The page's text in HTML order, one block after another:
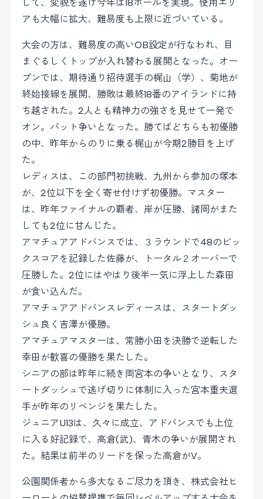
して、変貌を遂げ今年は18ホールを実現。使用エリ
アも大幅に拡大、難易度も上限に近づいている。
大会の方は、難易度の高いOB設定が行なわれ、目
まぐるしくトップが入れ替わる展開となった。オー
プンでは、期待通り招待選手の梶山（学）、菊地が
終始接線を展開、勝敗は最終18番のアイランドに持
ち越された。2人とも精神力の強さを見せて一発で
オン。パット争いとなった。勝てばどちらも初優勝
の中、昨年からのりに乗る梶山が今期2勝目を上げ
た。
レディスは、この部門初挑戦、九州から参加の塚本
が、2位以下を全く寄せ付けず初優勝。マスター
は、昨年ファイナルの覇者、岸が圧勝、諸岡がまた
しても2位に甘んじた。
アマチュアアドバンスでは、３ラウンドで48のビッ
クスコアを記録した佐藤が、トータル２オーバーで
圧勝した。2位にはやはり後半一気に浮上した森田
が食い込んだ。
アマチュアアドバンスレディースは、スタートダッ
シュ良く吉澤が優勝。
アマチュアマスターは、常勝小田を決勝で逆転した
幸田が歓喜の優勝を果たした。
シニアの部は昨年に続き両宮本の争いとなり、スタ
ートダッシュで逃げ切りに体制に入った宮本重夫選
手が昨年のリベンジを果たした。
ジュニアU13は、久々に成立、アドバンスでも上位
に入る好記録で、高倉(武)、青木の争いが展開され
た。結果は前半のリードを保った高倉がV。
公園関係者から多大なるご尽力を頂き、株式会社ヒ